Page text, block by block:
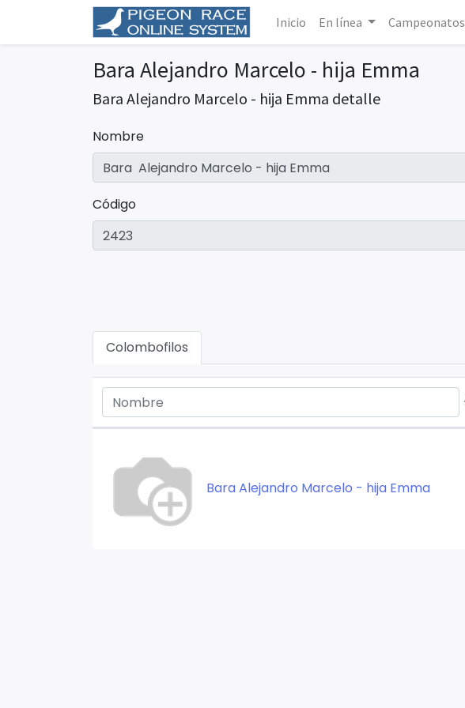
Inicio En línea Campeonatos
Bara Alejandro Marcelo - hija Emma
Bara Alejandro Marcelo - hija Emma detalle
Nombre
Código
Colombofilos
Bara Alejandro Marcelo - hija Emma